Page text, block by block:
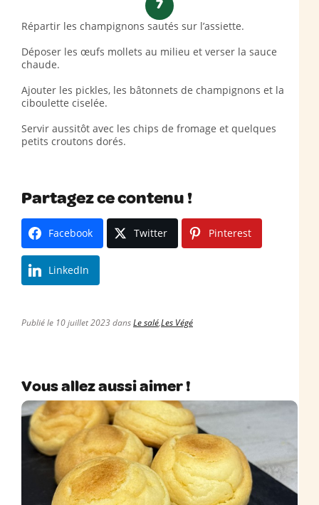
7
Répartir les champignons sautés sur l’assiette.
Déposer les œufs mollets au milieu et verser la sauce
chaude.
Ajouter les pickles, les bâtonnets de champignons et la
ciboulette ciselée.
Servir aussitôt avec les chips de fromage et quelques
petits croutons dorés.
Partagez ce contenu !
Facebook Twitter Pinterest
LinkedIn
Publié le 10 juillet 2023 dansLe salé,Les Végé
Vous allez aussi aimer !